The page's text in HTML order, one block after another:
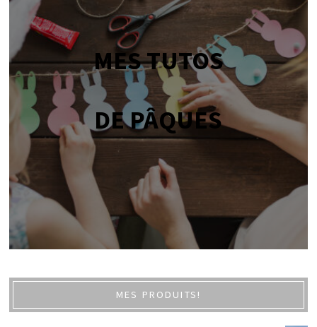
MES TUTOS
DE PÂQUES
MES PRODUITS!